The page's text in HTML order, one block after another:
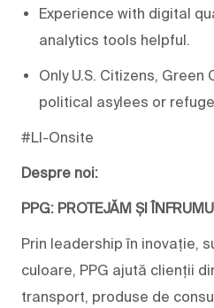
Experience with digital
analytics tools helpful.
Only U.S. Citizens, Green
political asylees or
#LI-Onsite
Despre noi:
PPG: PROTEJĂM ȘI
Prin leadership în inovație,
culoare, PPG ajută clienții
transport, produse de